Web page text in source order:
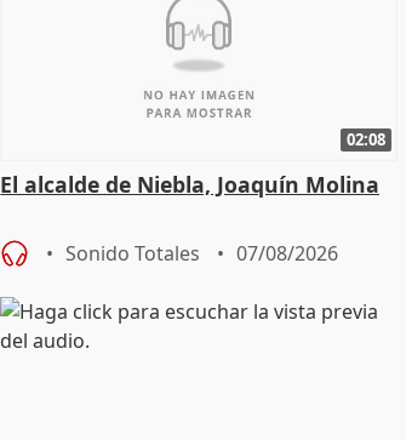
02:08
El alcalde de Niebla, Joaquín Molina
Sonido Totales 07/08/2026